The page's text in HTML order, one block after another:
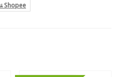
Shopee